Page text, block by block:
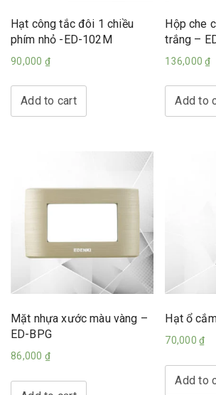
Hạt công tắc đôi 1 chiều
phím nhỏ -ED-102M
90,000 ₫
Add to cart
Hộp che
trắng –
136,000₫
Add to
Mặt nhựa xước màu vàng –
ED-BPG
86,000 ₫
Hạt ổ
70,000₫
Add to